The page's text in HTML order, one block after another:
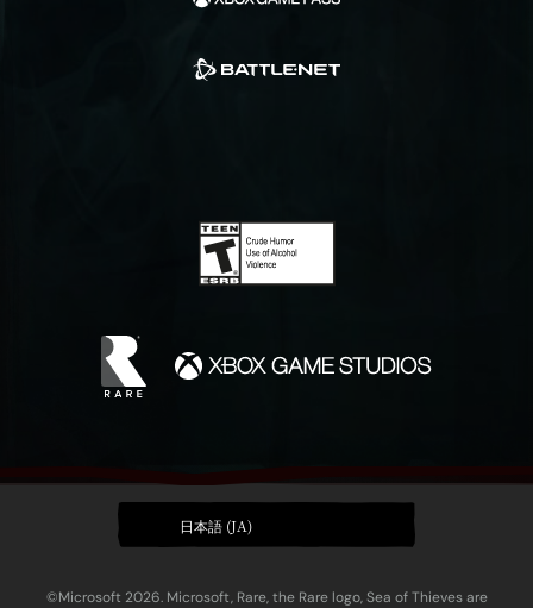
日本語 (JA)
©Microsoft 2026. Microsoft, Rare, the Rare logo, Sea of Thieves are